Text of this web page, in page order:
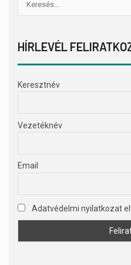
HÍRLEVÉL
Keresztnév
Vezetéknév
Email
Adatvédelmi nyilatkozat